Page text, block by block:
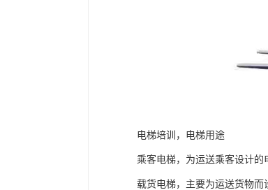
电梯培训，电梯用途
乘客电梯，为运送乘客设计的
载货电梯，主要为运送货物而